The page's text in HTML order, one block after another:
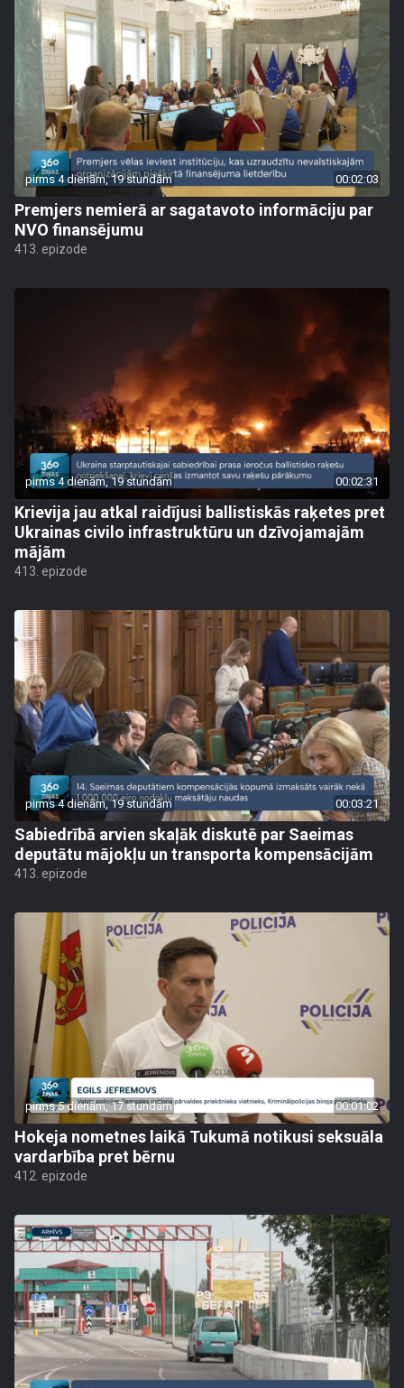
pirms 4 dienām, 19 stundām 00:02:03
Premjers nemierā ar sagatavoto informāciju par
NVO finansējumu
413. epizode
pirms 4 dienām, 19 stundām 00:02:31
Krievija jau atkal raidījusi ballistiskās raķetes pret
Ukrainas civilo infrastruktūru un dzīvojamajām
mājām
413. epizode
pirms 4 dienām, 19 stundām 00:03:21
Sabiedrībā arvien skaļāk diskutē par Saeimas
deputātu mājokļu un transporta kompensācijām
413. epizode
pirms 5 dienām, 17 stundām 00:01:02
Hokeja nometnes laikā Tukumā notikusi seksuāla
vardarbība pret bērnu
412. epizode